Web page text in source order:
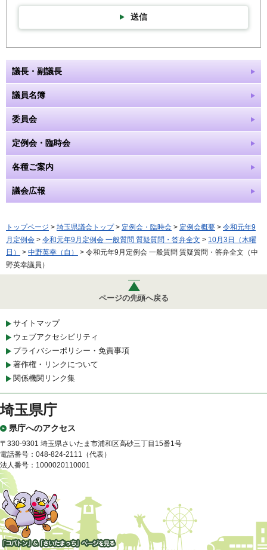
送信
議長・副議長
議員名簿
委員会
定例会・臨時会
各種ご案内
議会広報
トップページ > 埼玉県議会トップ> 定例会・臨時会 > 定例会概要 > 令和元年9
月定例会 > 令和元年9月定例会 一般質問 質疑質問・答弁全文 > 10月3日（木曜
日）
> 中野英幸（自）
> 令和元年9月定例会 一般質問 質疑質問・答弁全文（中
野英幸議員）
ページの先頭へ戻る
サイトマップ
ウェブアクセシビリティ
プライバシーポリシー・免責事項
著作権・リンクについて
関係機関リンク集
埼玉県庁
県庁へのアクセス
〒330-9301 埼玉県さいたま市浦和区高砂三丁目15番1号
電話番号：048-824-2111（代表）
法人番号：1000020110001
「コバトン」&「さいたまっ